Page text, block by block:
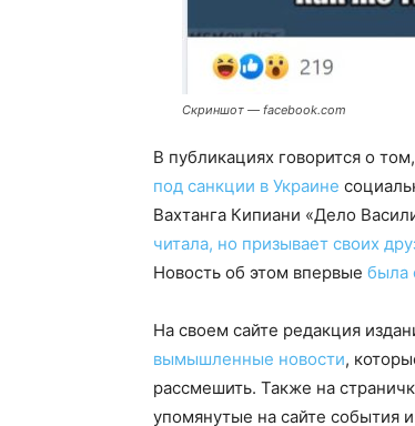
Скриншот — facebook.com
В публикациях говорится о
под санкции в Украине
Вахтанга Кипиани «Дело
читала, но призывает своих
Новость об этом впервые была
На своем сайте редакция
вымышленные новости,
рассмешить. Также на
упомянутые на сайте